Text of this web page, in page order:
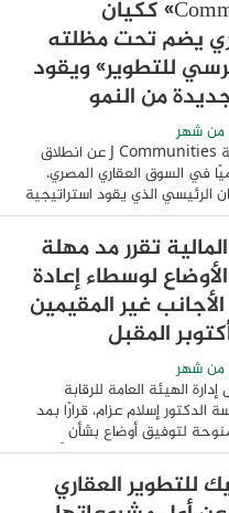
Communities» ككيان
يضم تحت مظلته
للتطوير» ويقود
من النمو
من شهر
أعلنت شركة J Communities عن انطلاق
في السوق العقاري المصري،
الرئيسي الذي يقود استراتيجية
لتضم الشركة تحت مظلتها
مباشرة مشروعي JAMILA و Jura، بالإضافة
تقرر مد مهلة
لوسطاء إعادة
الأجانب غير المقيمين
من شهر
الهيئة العامة للرقابة
الدكتور إسلام عزام، قرارًا بمد
لتوفيق أوضاع بشأن
قيد وسطاء إعادة التأمين
إلى 31 أكتوبر ...
للتطوير العقاري